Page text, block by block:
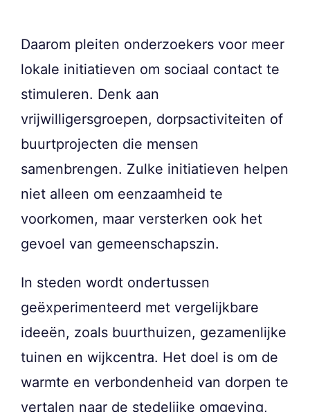
Daarom pleiten onderzoekers voor meer
lokale initiatieven om sociaal contact te
stimuleren. Denk aan
vrijwilligersgroepen, dorpsactiviteiten of
buurtprojecten die mensen
samenbrengen. Zulke initiatieven helpen
niet alleen om eenzaamheid te
voorkomen, maar versterken ook het
gevoel van gemeenschapszin.
In steden wordt ondertussen
geëxperimenteerd met vergelijkbare
ideeën, zoals buurthuizen, gezamenlijke
tuinen en wijkcentra. Het doel is om de
warmte en verbondenheid van dorpen te
vertalen naar de stedelijke omgeving,